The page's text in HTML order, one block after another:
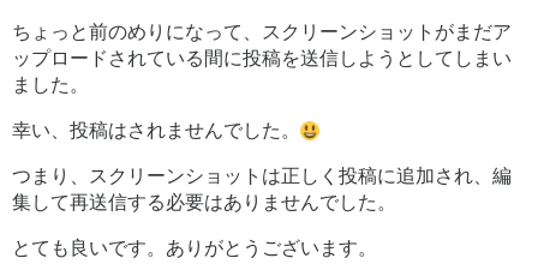
ちょっと前のめりになって、スクリーンショットがまだア
ップロードされている間に投稿を送信しようとしてしまい
ました。
幸い、投稿はされませんでした。
つまり、スクリーンショットは正しく投稿に追加され、編
集して再送信する必要はありませんでした。
とても良いです。ありがとうございます。